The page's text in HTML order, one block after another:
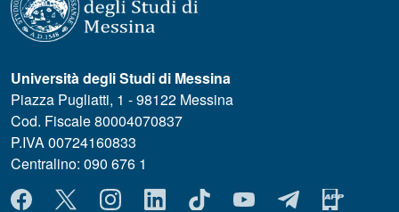
Università degli Studi di Messina
Piazza Pugliatti, 1 - 98122 Messina
Cod. Fiscale 80004070837
P.IVA 00724160833
Centralino: 090 676 1
MENÙ SOCIAL